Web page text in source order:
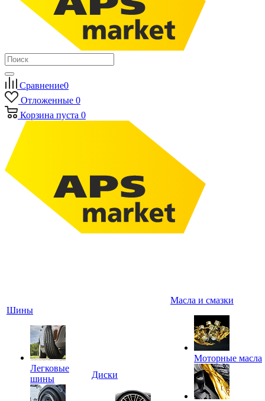
Сравнение0
Отложенные 0
Корзина пуста 0
Шины
Легковые
шины
Диски
Масла и смазки
Моторные масла